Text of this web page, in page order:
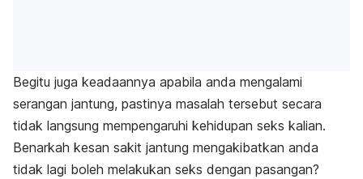
Begitu juga keadaannya apabila anda mengalami
serangan jantung, pastinya masalah tersebut secara
tidak langsung mempengaruhi kehidupan seks kalian.
Benarkah kesan sakit jantung mengakibatkan anda
tidak lagi boleh melakukan seks dengan pasangan?